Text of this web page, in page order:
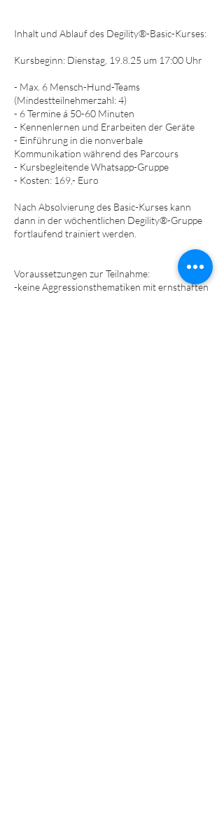
Inhalt und Ablauf des Degility®-Basic-Kurses:
Kursbeginn: Dienstag, 19.8.25 um 17:00 Uhr
- Max. 6 Mensch-Hund-Teams
(Mindestteilnehmerzahl: 4)
- 6 Termine á 50-60 Minuten
- Kennenlernen und Erarbeiten der Geräte
- Einführung in die nonverbale
Kommunikation während des Parcours
- Kursbegleitende Whatsapp-Gruppe
- Kosten: 169,- Euro
Nach Absolvierung des Basic-Kurses kann
dann in der wöchentlichen Degility®-Gruppe
fortlaufend trainiert werden.
​​​Voraussetzungen zur Teilnahme:
-keine Aggressionsthematiken mit ernsthaften